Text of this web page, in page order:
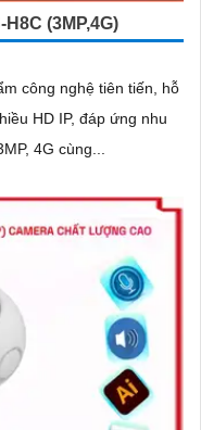
(3MP,4G)
công nghệ tiên tiến, hỗ
HD IP, đáp ứng nhu
giải 3MP, 4G cùng...